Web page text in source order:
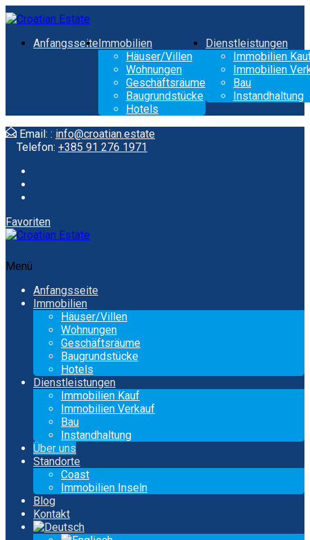
AnfangsseiteImmobilien
Häuser/Villen
Wohnungen
Geschäftsräume
Baugrundstücke
Hotels
Dienstleistungen
Immobilien
Immobilien
Bau
Instandhaltung
Email: : info@croatian.estate
Telefon: +385 91 276 1971
Favoriten
Menü
Anfangsseite
Immobilien
Häuser/Villen
Wohnungen
Geschäftsräume
Baugrundstücke
Hotels
Dienstleistungen
Immobilien Kauf
Immobilien Verkauf
Bau
Instandhaltung
Über uns
Standorte
Coast
Immobilien Inseln
Blog
Kontakt